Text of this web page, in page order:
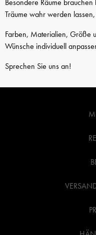
Besondere Räume
Träume wahr werden
Farben, Materialien, Größe
Wünsche individuell
Sprechen Sie uns an!